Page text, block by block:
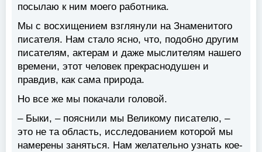
посылаю к ним моего работника.
Мы с восхищением взглянули на Знаменитого
писателя. Нам стало ясно, что, подобно другим
писателям, актерам и даже мыслителям нашего
времени, этот человек прекраснодушен и
правдив, как сама природа.
Но все же мы покачали головой.
– Быки, – пояснили мы Великому писателю, –
это не та область, исследованием которой мы
намерены заняться. Нам желательно узнать кое-